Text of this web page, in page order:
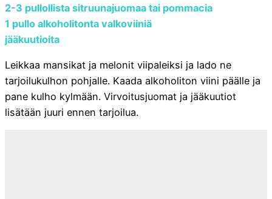
2-3 pullollista sitruunajuomaa tai pommacia
1 pullo alkoholitonta valkoviiniä
jääkuutioita
Leikkaa mansikat ja melonit viipaleiksi ja lado ne
tarjoilukulhon pohjalle. Kaada alkoholiton viini päälle ja
pane kulho kylmään. Virvoitusjuomat ja jääkuutiot
lisätään juuri ennen tarjoilua.